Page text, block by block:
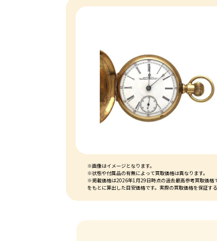
※画像はイメージとなります。
※状態や付属品の有無によって買取価格は異なります。
※掲載価格は2026年1月29日時点の過去最高参考買取価格
をもとに算出した目安価格です。実際の買取価格を保証